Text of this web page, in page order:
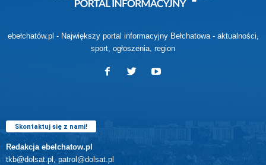
ebełchatów.pl - Największy portal informacyjny Bełchatowa - aktualności,
sport, ogłoszenia, region
Skontaktuj się z nami!
Redakcja ebelchatow.pl
tkb@dolsat.pl, patrol@dolsat.pl